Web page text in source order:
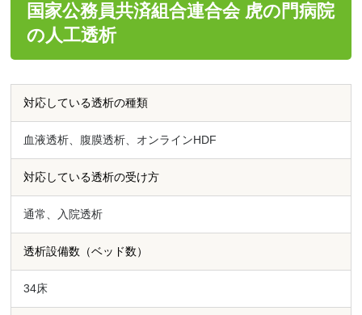
国家公務員共済組合連合会 虎の門病院
の人工透析
対応している透析の種類
血液透析、腹膜透析、オンラインHDF
対応している透析の受け方
通常、入院透析
透析設備数（ベッド数）
34床